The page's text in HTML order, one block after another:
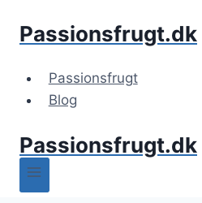
Passionsfrugt.dk
Passionsfrugt
Blog
Passionsfrugt.dk